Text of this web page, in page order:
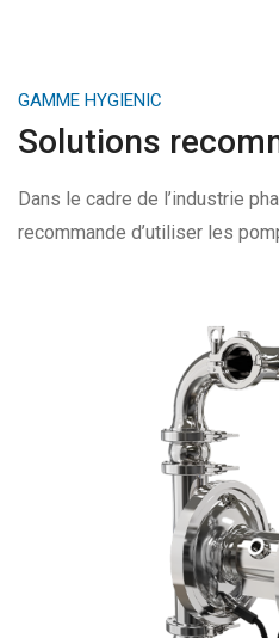
GAMME HYGIENIC
Solutions
Dans le cadre de l’industrie
recommande d’utiliser les